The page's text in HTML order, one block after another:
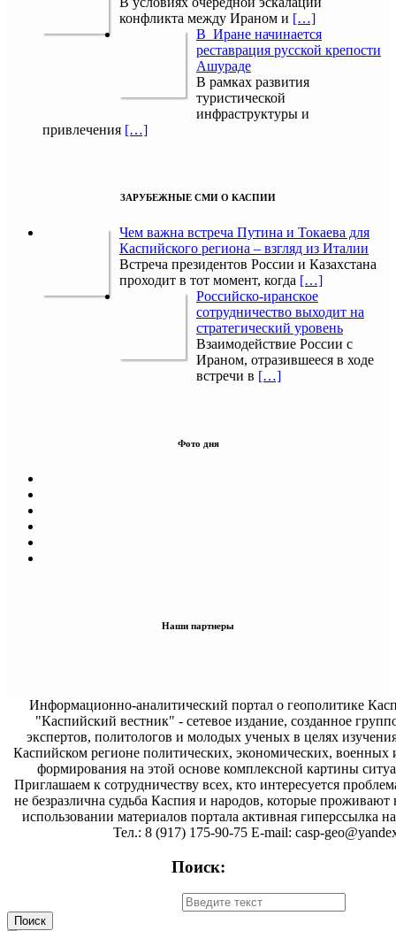
конфликта между Ираном и […]
В Иране начинается
реставрация русской крепости
Ашураде
В рамках развития
туристической
инфраструктуры и
привлечения […]
ЗАРУБЕЖНЫЕ СМИ О КАСПИИ
Чем важна встреча Путина и Токаева для
Каспийского региона – взгляд из Италии
Встреча президентов России и Казахстана
проходит в тот момент, когда […]
Российско-иранское
сотрудничество выходит на
стратегический уровень
Взаимодействие России с
Ираном, отразившееся в ходе
встречи в […]
Фото дня
Наши партнеры
Информационно-аналитический портал о геополитике
"Каспийский вестник" - сетевое издание, созданное
экспертов, политологов и молодых ученых в целях
Каспийском регионе политических, экономических, военных
формирования на этой основе комплексной картины
Приглашаем к сотрудничеству всех, кто интересуется
не безразлична судьба Каспия и народов, которые проживают
использовании материалов портала активная гиперссылка на
Тел.: 8 (917) 175-90-75 E-mail: casp-
Поиск: